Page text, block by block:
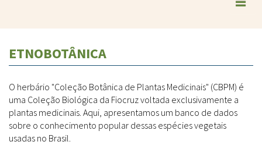
ETNOBOTÂNICA
O herbário "Coleção Botânica de Plantas Medicinais" (CBPM) é
uma Coleção Biológica da Fiocruz voltada exclusivamente a
plantas medicinais. Aqui, apresentamos um banco de dados
sobre o conhecimento popular dessas espécies vegetais
usadas no Brasil.